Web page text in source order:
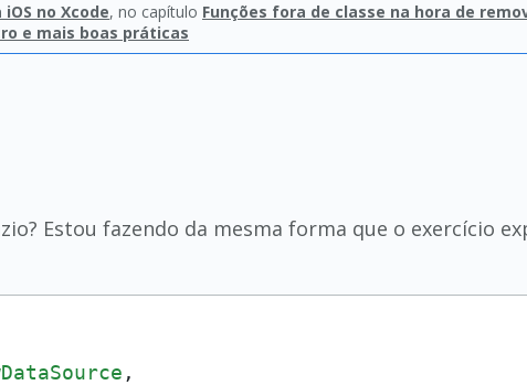
no Xcode, no capítulo Funções fora de classe na hora de
e mais boas práticas
Estou fazendo da mesma forma que o exercício
,